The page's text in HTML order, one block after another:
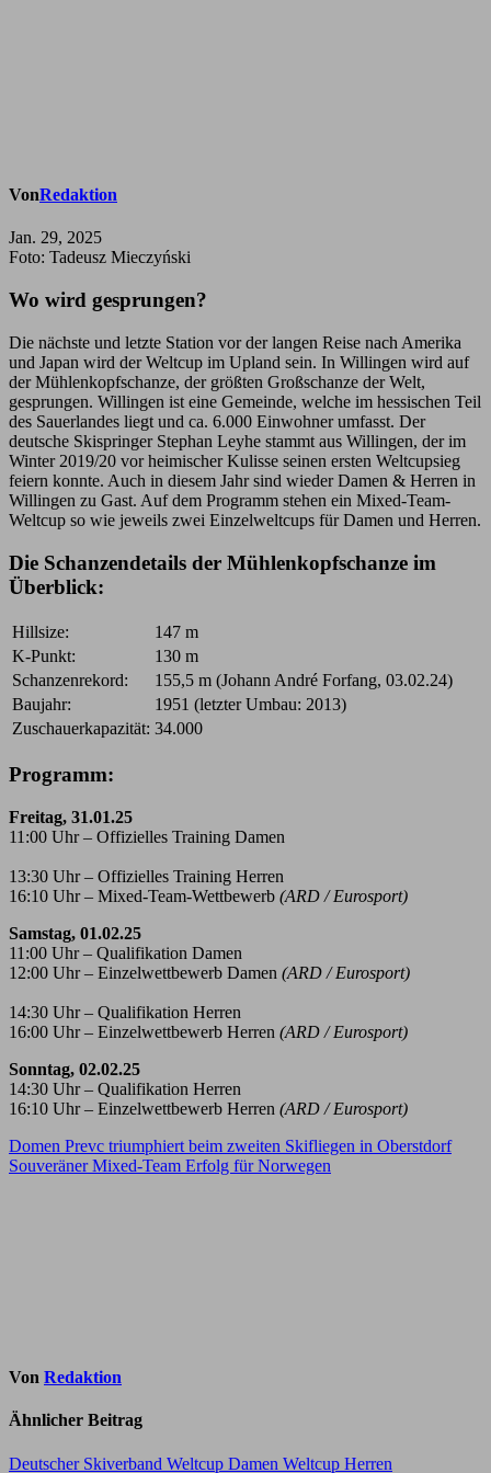
VonRedaktion
Jan. 29, 2025
Foto: Tadeusz Mieczyński
Wo wird gesprungen?
Die nächste und letzte Station vor der langen Reise nach Amerika
und Japan wird der Weltcup im Upland sein. In Willingen wird auf
der Mühlenkopfschanze, der größten Großschanze der Welt,
gesprungen. Willingen ist eine Gemeinde, welche im hessischen Teil
des Sauerlandes liegt und ca. 6.000 Einwohner umfasst. Der
deutsche Skispringer Stephan Leyhe stammt aus Willingen, der im
Winter 2019/20 vor heimischer Kulisse seinen ersten Weltcupsieg
feiern konnte. Auch in diesem Jahr sind wieder Damen & Herren in
Willingen zu Gast. Auf dem Programm stehen ein Mixed-Team-
Weltcup so wie jeweils zwei Einzelweltcups für Damen und Herren.
Die Schanzendetails der Mühlenkopfschanze im
Überblick:
Hillsize:
147 m
K-Punkt:
130 m
Schanzenrekord:
155,5 m (Johann André Forfang, 03.02.24)
Baujahr:
1951 (letzter Umbau: 2013)
Zuschauerkapazität: 34.000
Programm:
Freitag, 31.01.25
11:00 Uhr – Offizielles Training Damen
13:30 Uhr – Offizielles Training Herren
16:10 Uhr – Mixed-Team-Wettbewerb (ARD / Eurosport)
Samstag, 01.02.25
11:00 Uhr – Qualifikation Damen
12:00 Uhr – Einzelwettbewerb Damen (ARD / Eurosport)
14:30 Uhr – Qualifikation Herren
16:00 Uhr – Einzelwettbewerb Herren (ARD / Eurosport)
Sonntag, 02.02.25
14:30 Uhr – Qualifikation Herren
16:10 Uhr – Einzelwettbewerb Herren (ARD / Eurosport)
Beitragsnavigation
Domen Prevc triumphiert beim zweiten Skifliegen in Oberstdorf
Souveräner Mixed-Team Erfolg für Norwegen
Von Redaktion
Ähnlicher Beitrag
Deutscher Skiverband Weltcup Damen Weltcup Herren